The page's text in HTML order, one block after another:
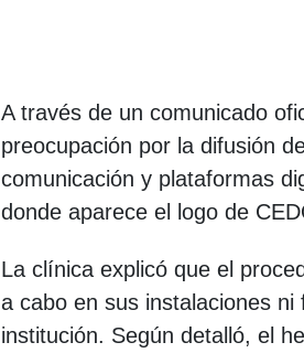
A través de un comunicado
preocupación por la difusión
comunicación y plataformas
donde aparece el logo de
La clínica explicó que el
a cabo en sus instalaciones
institución. Según detalló, el